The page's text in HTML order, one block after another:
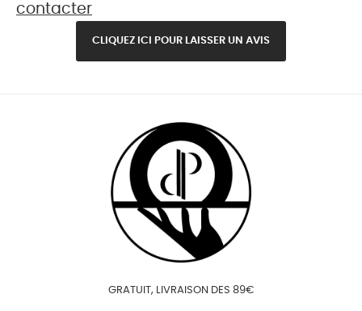
contacter
CLIQUEZ ICI POUR LAISSER UN AVIS
GRATUIT, LIVRAISON DES 89€